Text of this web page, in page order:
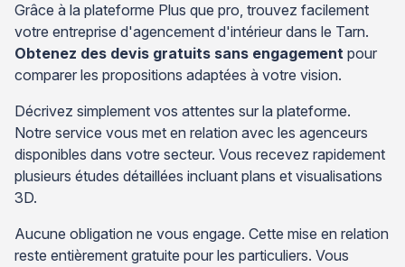
Grâce à la plateforme Plus que pro, trouvez facilement
votre entreprise d'agencement d'intérieur dans le Tarn.
Obtenez des devis gratuits sans engagement pour
comparer les propositions adaptées à votre vision.
Décrivez simplement vos attentes sur la plateforme.
Notre service vous met en relation avec les agenceurs
disponibles dans votre secteur. Vous recevez rapidement
plusieurs études détaillées incluant plans et visualisations
3D.
Aucune obligation ne vous engage. Cette mise en relation
reste entièrement gratuite pour les particuliers. Vous